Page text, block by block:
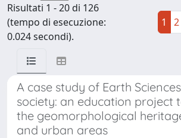
Risultati 1 - 20 di 126
(tempo di esecuzione:
0.024 secondi).
1 2
A case study of Earth
society: an education project
the geomorphological
and urban areas